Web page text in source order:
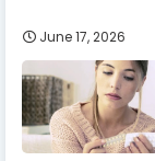
June 17, 2026